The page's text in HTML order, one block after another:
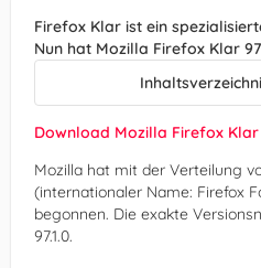
Firefox Klar ist ein
Nun hat Mozilla Firefox Klar
Download Mozilla Firefox
Mozilla hat mit der Verteilung
(internationaler Name: Firefox
begonnen. Die exakte
97.1.0.